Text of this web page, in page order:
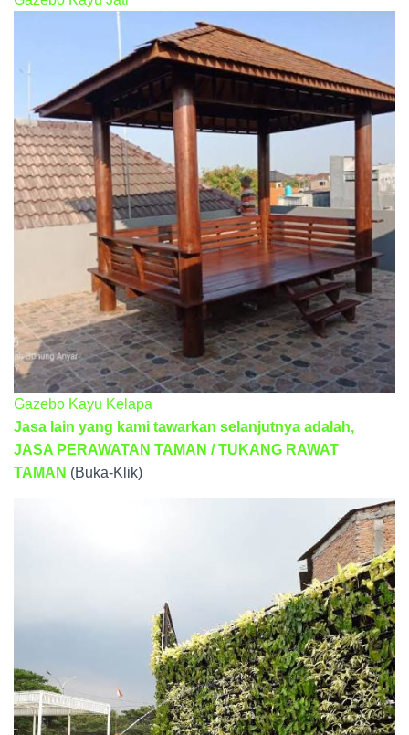
Gazebo Kayu Kelapa
Jasa lain yang kami tawarkan selanjutnya adalah,
JASA PERAWATAN TAMAN / TUKANG RAWAT
TAMAN (Buka-Klik)